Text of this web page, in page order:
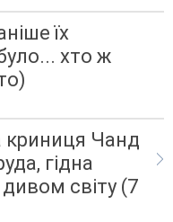
їх
хто ж
криниця Чанд
гідна
світу (7